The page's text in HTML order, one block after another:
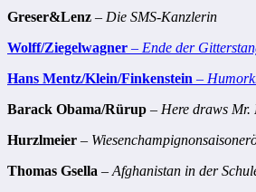
Greser&Lenz – Die SMS-Kanzlerin
Wolff/Ziegelwagner – Ende der
Hans Mentz/Klein/Finkenstein –
Barack Obama/Rürup – Here draws Mr.
Hurzlmeier –
Thomas Gsella – Afghanistan in der